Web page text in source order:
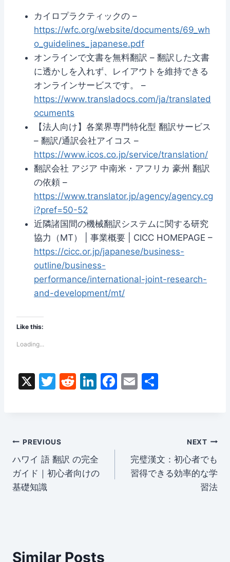
カイロプラクティックの –
https://wfc.org/website/documents/69_wh
o_guidelines_japanese.pdf
オンラインで文書を無料翻訳 – 翻訳した文書
に透かしを入れず、レイアウトを維持できる
オンラインサービスです。 –
https://www.transladocs.com/ja/translated
ocuments
【法人向け】各業界専門特化型 翻訳サービス
– 翻訳/通訳会社アイコス –
https://www.icos.co.jp/service/translation/
翻訳会社 アジア 中南米・アフリカ 豪州 翻訳
の依頼 –
https://www.translator.jp/agency/agency.cg
i?pref=50-52
近隣諸国間の機械翻訳システムに関する研究
協力（MT） | 事業概要 | CICC HOMEPAGE –
https://cicc.or.jp/japanese/business-
outline/business-
performance/international-joint-research-
and-development/mt/
Like this:
Loading...
X
T
R
Li
n
F
E
Post
navigation
PREVIOUS
ハワイ 語 翻訳 の完全
ガイド｜初心者向けの
基礎知識
NEXT
完璧漢文：初心者でも
習得できる効率的な学
習法
Similar Posts